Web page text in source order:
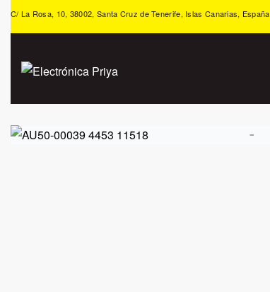
C/ La Rosa, 10, 38002, Santa Cruz de Tenerife, Islas Canarias, España